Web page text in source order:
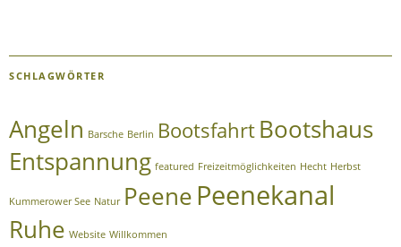
SCHLAGWÖRTER
Angeln Barsche Berlin BootsfahrtBootshaus
Entspannung featured Freizeitmöglichkeiten Hecht Herbst
Kummerower See Natur PeenePeenekanal
Ruhe Website Willkommen